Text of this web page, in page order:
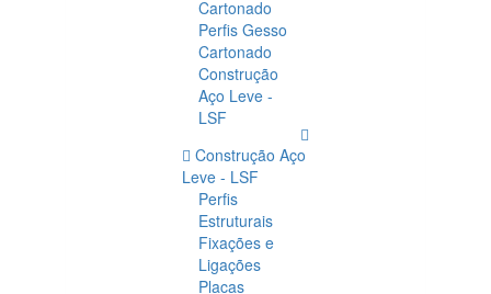
Cartonado
Perfis Gesso
Cartonado
Construção
Aço Leve -
LSF
Construção Aço
Leve - LSF
Perfis
Estruturais
Fixações e
Ligações
Placas